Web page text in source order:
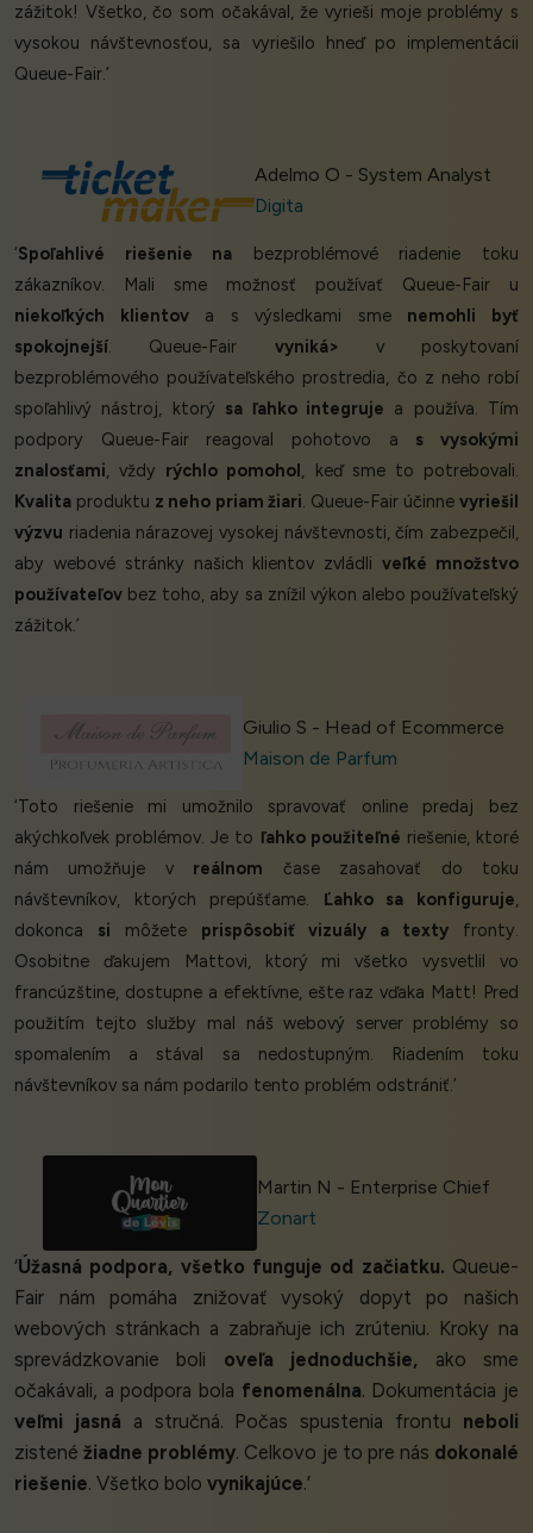
zážitok! Všetko, čo som očakával, že vyrieši moje problémy s
vysokou návštevnosťou, sa vyriešilo hneď po implementácii
Queue-Fair.’
Adelmo O - System Analyst
Digita
‘Spoľahlivé riešenie na bezproblémové riadenie toku
zákazníkov. Mali sme možnosť používať Queue-Fair u
niekoľkých klientova s výsledkami sme nemohli byť
spokojnejší. Queue-Fair vyniká> v poskytovaní
bezproblémového používateľského prostredia, čo z neho robí
spoľahlivý nástroj, ktorý sa ľahko integruje a používa. Tím
podpory Queue-Fair reagoval pohotovo a s vysokými
znalosťami, vždy rýchlo pomohol, keď sme to potrebovali.
Kvalita produktu z neho priam žiari. Queue-Fair účinne vyriešil
výzvu riadenia nárazovej vysokej návštevnosti, čím zabezpečil,
aby webové stránky našich klientov zvládliveľké množstvo
používateľov bez toho, aby sa znížil výkon alebo používateľský
zážitok.’
Giulio S - Head of Ecommerce
Maison de Parfum
‘Toto riešenie mi umožnilo spravovať online predaj bez
akýchkoľvek problémov. Je to ľahko použiteľné riešenie, ktoré
nám umožňuje v reálnom čase zasahovať do toku
návštevníkov, ktorých prepúšťame. Ľahko sa konfiguruje,
dokonca si môžete prispôsobiť vizuály a texty fronty.
Osobitne ďakujem Mattovi, ktorý mi všetko vysvetlil vo
francúzštine, dostupne a efektívne, ešte raz vďaka Matt! Pred
použitím tejto služby mal náš webový server problémy so
spomalením a stával sa nedostupným. Riadením toku
návštevníkov sa nám podarilo tento problém odstrániť.’
Martin N - Enterprise Chief
Zonart
‘Úžasná podpora, všetko funguje od začiatku. Queue-
Fair nám pomáha znižovať vysoký dopyt po našich
webových stránkach a zabraňuje ich zrúteniu. Kroky na
sprevádzkovanie boli oveľa jednoduchšie, ako sme
očakávali, a podpora bola fenomenálna. Dokumentácia je
veľmi jasná a stručná. Počas spustenia frontu neboli
zistenéžiadne problémy. Celkovo je to pre nás dokonalé
riešenie. Všetko bolo vynikajúce.’